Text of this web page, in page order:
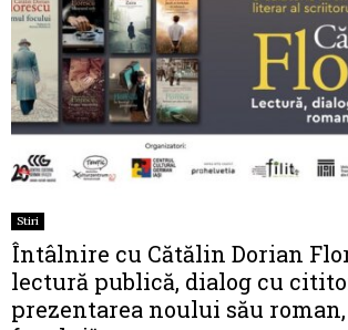
Stiri
Întâlnire cu Cătălin Dorian
lectură publică, dialog cu
prezentarea noului său